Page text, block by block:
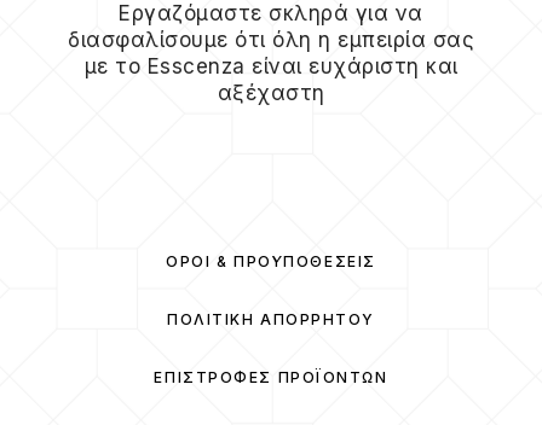
Εργαζόμαστε σκληρά για να
διασφαλίσουμε ότι όλη η εμπειρία σας
με το Esscenza είναι ευχάριστη και
αξέχαστη
ΌΡΟΙ & ΠΡΟΫΠΟΘΈΣΕΙΣ
ΠΟΛΙΤΙΚΉ ΑΠΟΡΡΉΤΟΥ
ΕΠΙΣΤΡΟΦΈΣ ΠΡΟΪΌΝΤΩΝ